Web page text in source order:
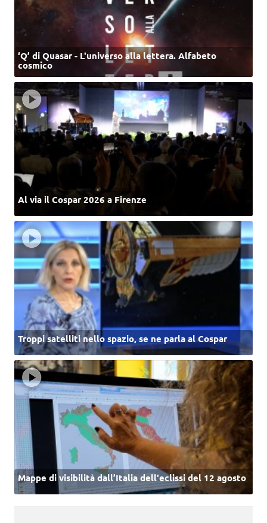
‘Q’ di Quasar - L'universo alla lettera. Alfabeto
cosmico
Al via il Cospar 2026 a Firenze
Troppi satelliti nello spazio, se ne parla al Cospar
Mappe di visibilità dall’Italia dell'eclissi del 12 agosto